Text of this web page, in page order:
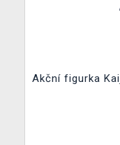
Akční figurka